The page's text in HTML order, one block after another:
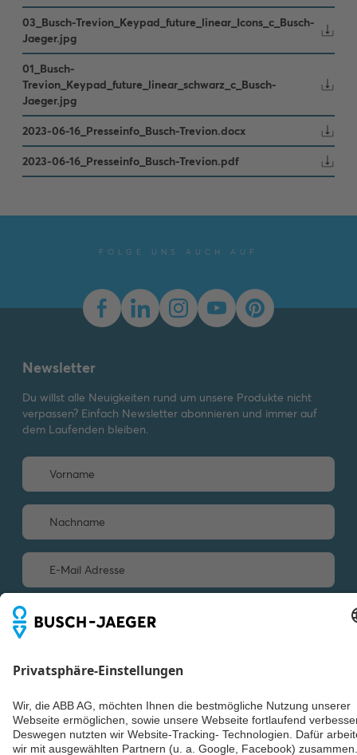
03_Busch-Trevion_Keypad_future_linear_Icons_c_Busch-
Jaeger.jpg
01_Busch-
Trevion_Keypad_future_linear_schwarz_c_Busch-
Jaeger.jpg
2023-06-16_Presseinfo_Busch-Trevion.docx
2023-06-16_Presseinfo_Busch-Trevion.pdf
FOLGE UNS AUCH AUF
Newsletter
Du willst alle Neuigkeiten rund um unsere Produkte nicht
verpassen? Einfach Newsletter abonnieren und immer auf
dem Laufenden bleiben.
Weiter
© ABB AG – Busch-Jaeger 2026
Cookie-Einstellungen
Lieferbedingungen/AGB